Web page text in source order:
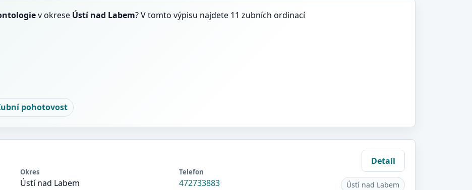
v okrese Ústí nad Labem? V tomto výpisu najdete 11 zubních ordinací
pohotovost
Okres
Ústí nad Labem
Telefon
472733883
Detail
Ústí nad Labem